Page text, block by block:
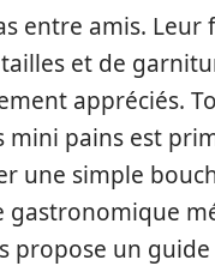
entre amis. Leur
et de
appréciés.
mini pains est
une simple
gastronomique
propose un